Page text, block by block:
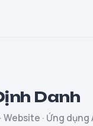
Danh
Website · Ứng dụng